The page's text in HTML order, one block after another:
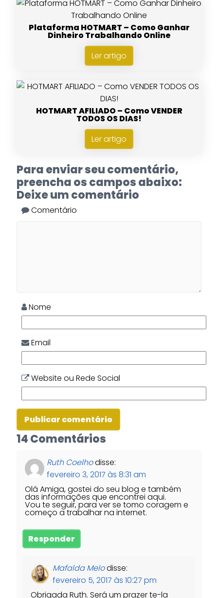
Plataforma HOTMART – Como Ganhar
Dinheiro Trabalhando Online
Ler artigo
HOTMART AFILIADO – Como VENDER
TODOS OS DIAS!
Ler artigo
Para enviar seu comentário,
preencha os campos abaixo:
Deixe um comentário
Comentário
Nome
Email
Website ou Rede Social
14 Comentários
Ruth Coelhodisse:
fevereiro 3, 2017 às 8:31 am
Olá Amiga, gostei do seu blog e também
das informações que encontrei aqui.
Vou te seguir, para ver se tomo coragem e
começo a trabalhar na internet.
Responder
Mafalda Melodisse:
fevereiro 5, 2017 às 10:27 pm
Obrigada Ruth. Será um prazer te-la